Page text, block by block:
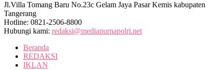
Jl.Villa Tomang Baru No.23c Gelam Jaya Pasar Kemis kabupaten
Tangerang
Hotline: 0821-2506-8800
Hubungi kami: redaksi@mediapurnapolri.net
Beranda
REDAKSI
IKLAN